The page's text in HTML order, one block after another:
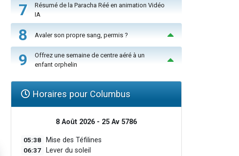
7
Résumé de la Paracha Réé en animation Vidéo
IA
8 Avaler son propre sang, permis ?
9
Offrez une semaine de centre aéré à un
enfant orphelin
Horaires pour Columbus
8 Août 2026 - 25 Av 5786
05:38 Mise des Téfilines
06:37 Lever du soleil